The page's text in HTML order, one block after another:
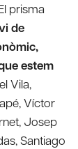
prisma
de
estem
Vila,
Víctor
Josep
Santiago